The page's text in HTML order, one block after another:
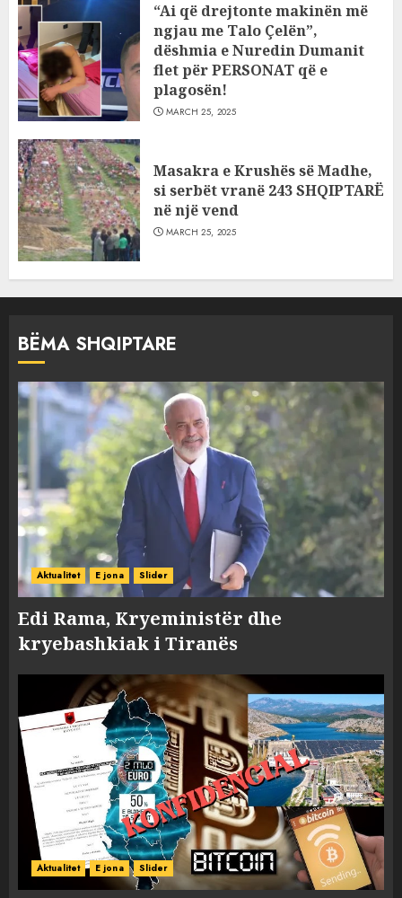
“Ai që drejtonte makinën më
ngjau me Talo Çelën”,
dëshmia e Nuredin Dumanit
flet për PERSONAT që e
plagosën!
MARCH 25, 2025
Masakra e Krushës së Madhe,
si serbët vranë 243 SHQIPTARË
në një vend
MARCH 25, 2025
BËMA SHQIPTARE
Aktualitet E jona Slider
Edi Rama, Kryeministër dhe
kryebashkiak i Tiranës
Aktualitet E jona Slider